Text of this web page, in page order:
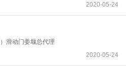
2020-05-24
滑动门姜堰总代理
2020-05-24